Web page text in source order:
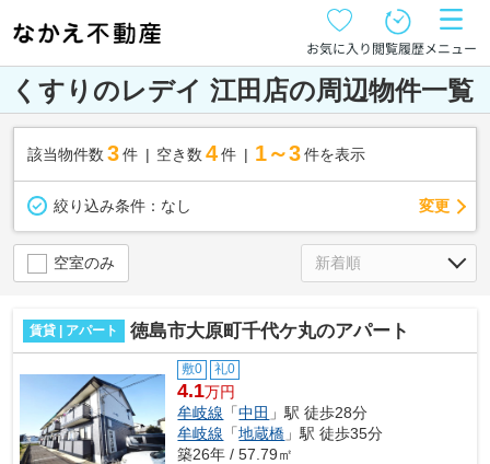
お気に入り閲覧履歴メニュー
くすりのレデイ 江田店の周辺物件一覧
該当物件数 3件 空き数 4 件 1～3 件を表示
絞り込み条件： なし 変更
空室のみ
賃貸 | アパート 徳島市大原町千代ケ丸のアパート
敷0 礼0
4.1万円
牟岐線 「中田 」駅 徒歩28分
牟岐線 「地蔵橋 」駅 徒歩35分
築26年 / 57.79㎡